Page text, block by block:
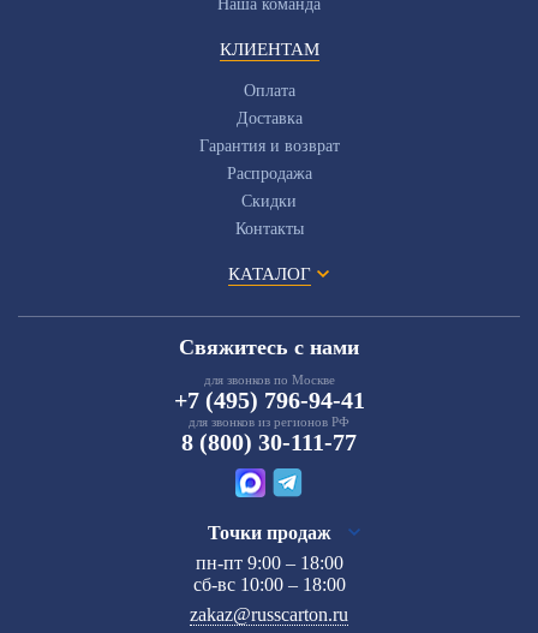
Наша команда
КЛИЕНТАМ
Оплата
Доставка
Гарантия и возврат
Распродажа
Скидки
Контакты
КАТАЛОГ
Свяжитесь с нами
для звонков по Москве
+7 (495) 796-94-41
для звонков из регионов РФ
8 (800) 30-111-77
Точки продаж
пн-пт 9:00 – 18:00
сб-вс 10:00 – 18:00
zakaz@russcarton.ru